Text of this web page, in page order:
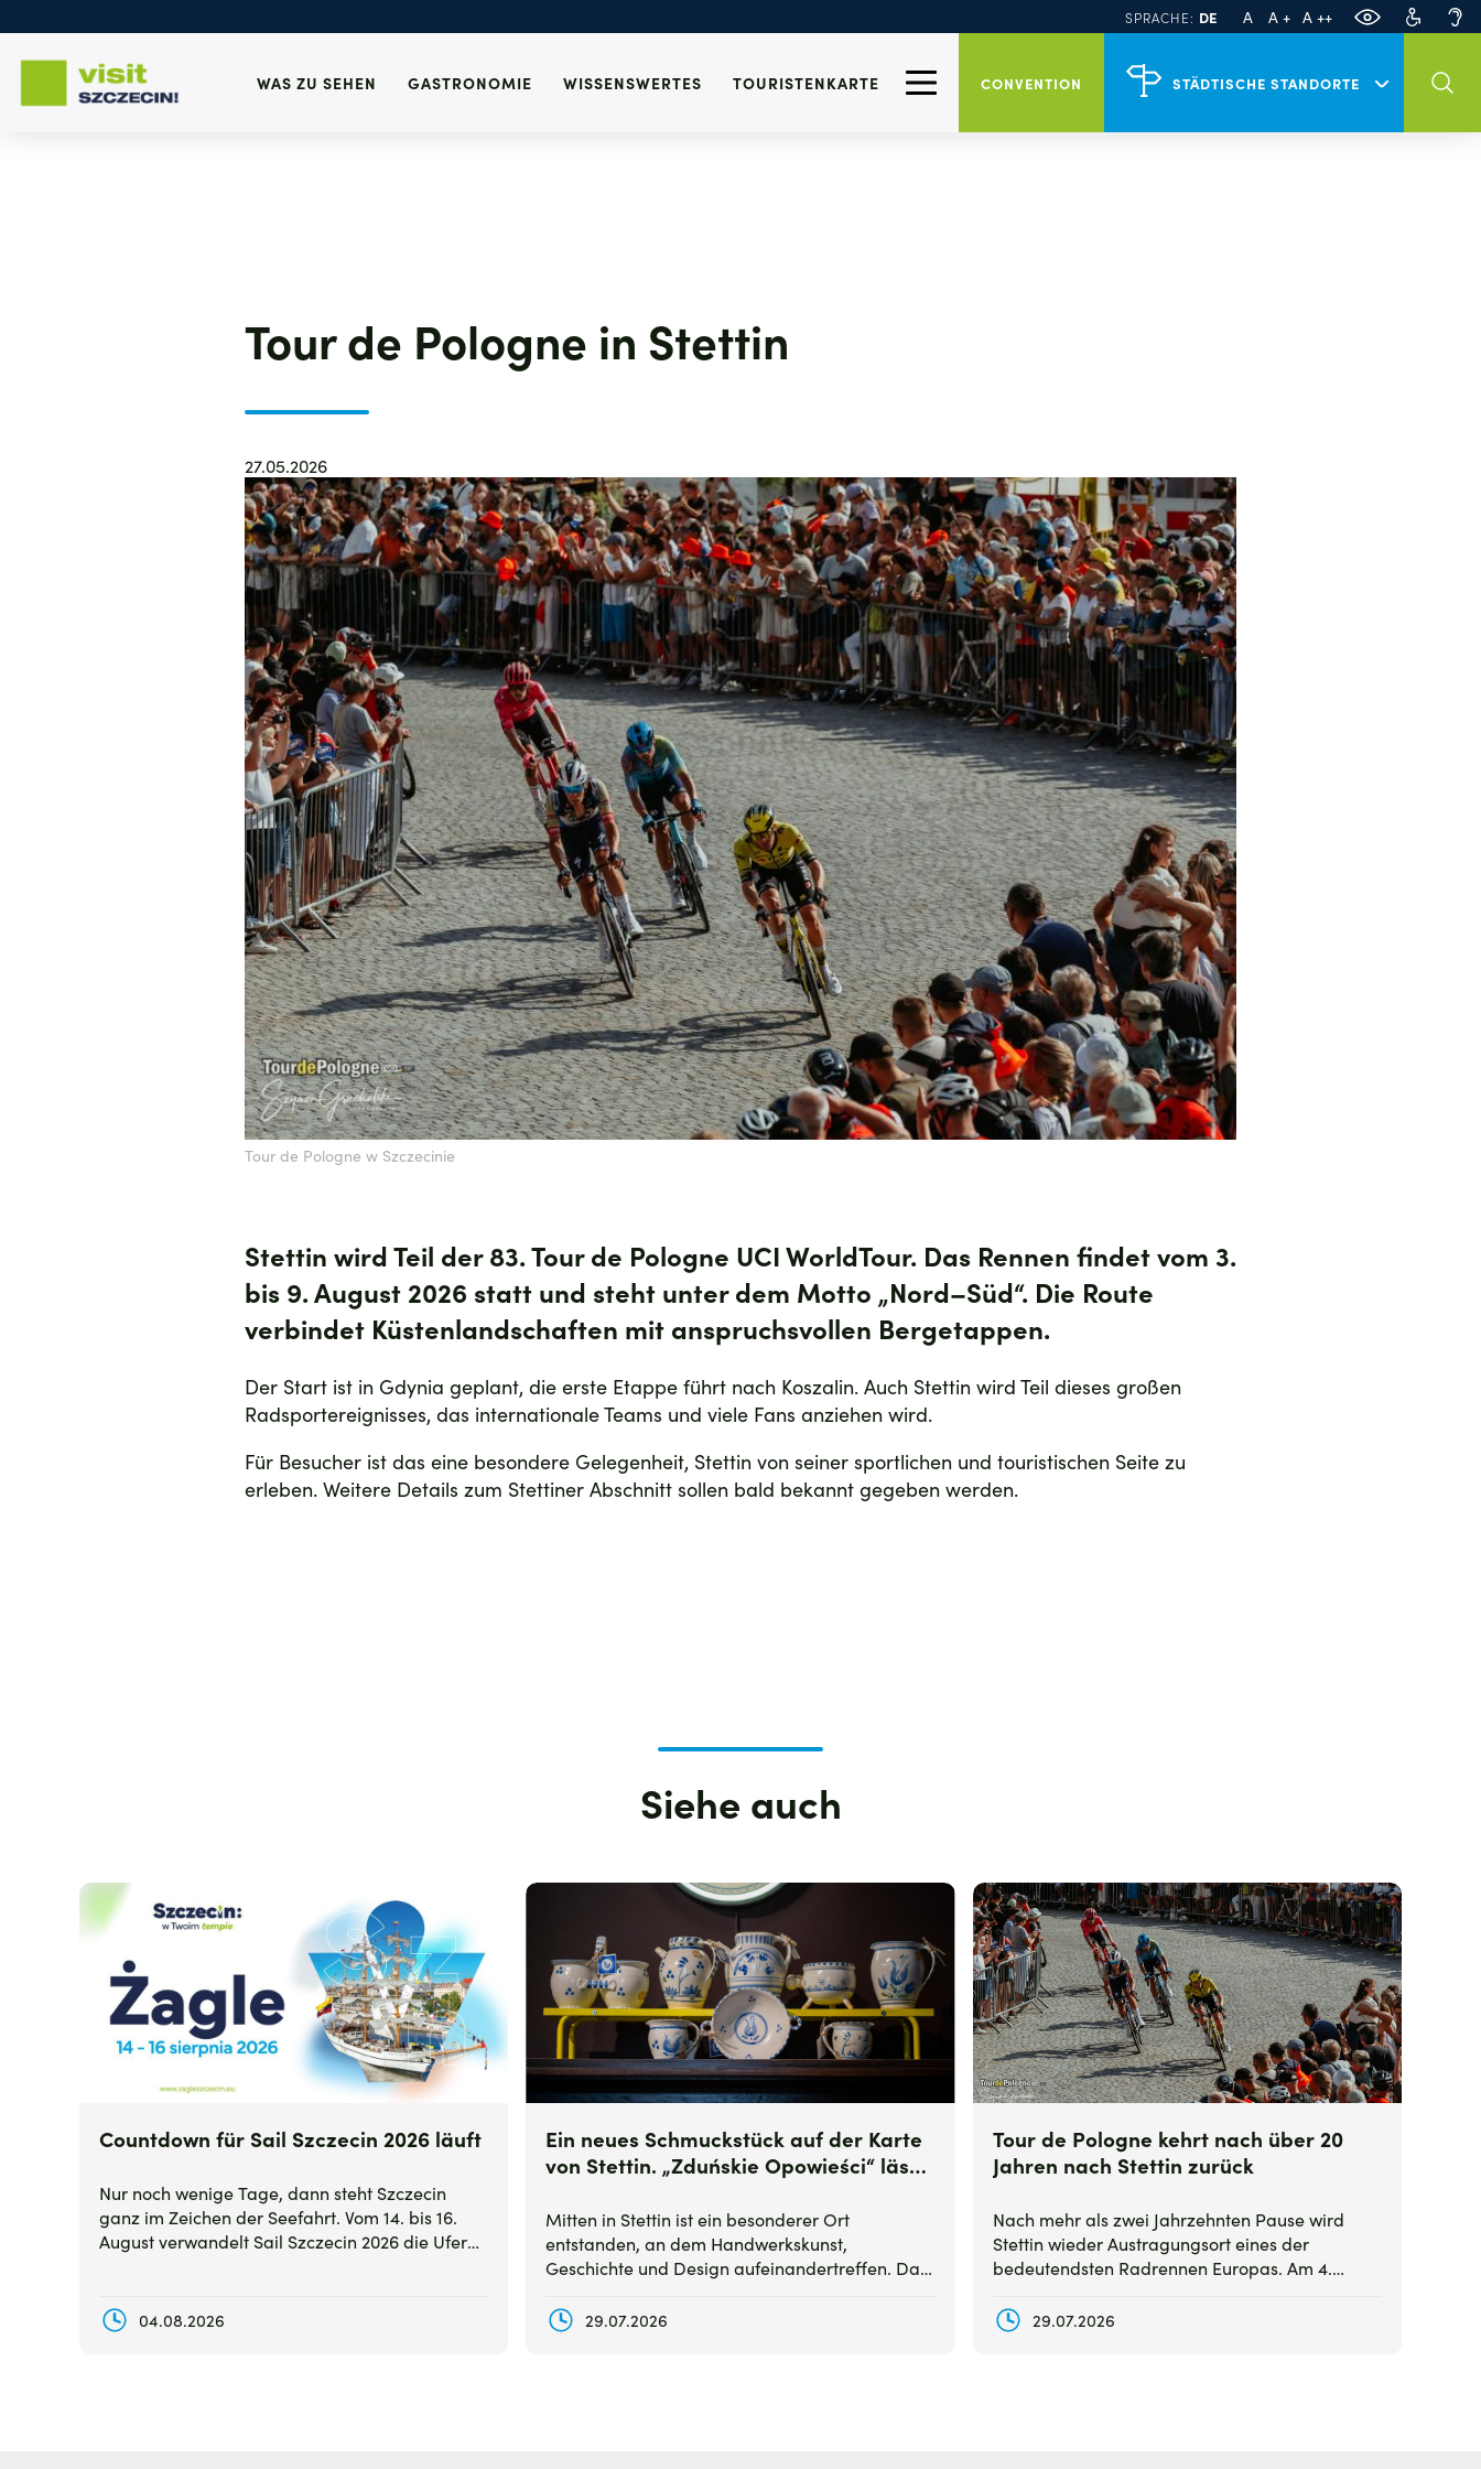
SPRACHE: DE
PL EN A A + A ++
WAS ZU SEHEN GASTRONOMIE WISSENSWERTES TOURISTENKARTE
Konsulat
Notruf
CONVENTION STÄDTISCHE STANDORTE
Veranstaltungen in Szczecin
Tour de Pologne in Stettin
27.05.2026
Tour de Pologne w Szczecinie
Stettin wird Teil der 83. Tour de Pologne UCI WorldTour. Das Rennen findet vom 3.
bis 9. August 2026 statt und steht unter dem Motto „Nord–Süd“. Die Route
verbindet Küstenlandschaften mit anspruchsvollen Bergetappen.
Der Start ist in Gdynia geplant, die erste Etappe führt nach Koszalin. Auch Stettin wird Teil dieses großen
Radsportereignisses, das internationale Teams und viele Fans anziehen wird.
Für Besucher ist das eine besondere Gelegenheit, Stettin von seiner sportlichen und touristischen Seite zu
erleben. Weitere Details zum Stettiner Abschnitt sollen bald bekannt gegeben werden.
Siehe auch
Zdjęcie
Countdown für Sail Szczecin 2026 läuft
Nur noch wenige Tage, dann steht Szczecin
ganz im Zeichen der Seefahrt. Vom 14. bis 16.
August verwandelt Sail Szczecin 2026 die Ufer
Attraktionen für die ganze Familie.
04.08.2026
Zdjęcie
Ein neues Schmuckstück auf der Karte
von Stettin. „Zduńskie Opowieści“ lässt
wieder aufleben
Mitten in Stettin ist ein besonderer Ort
entstanden, an dem Handwerkskunst,
Geschichte und Design aufeinandertreffen. Das
verbindet die Leidenschaft für historische
Kachelöfen mit der Wiederbelebung der
29.07.2026
Zdjęcie
Tour de Pologne kehrt nach über 20
Jahren nach Stettin zurück
Nach mehr als zwei Jahrzehnten Pause wird
Stettin wieder Austragungsort eines der
bedeutendsten Radrennen Europas. Am 4.
der 83. Tour de Pologne und begrüßt die besten
Profi-Teams sowie internationale Spitzenfahrer.
29.07.2026